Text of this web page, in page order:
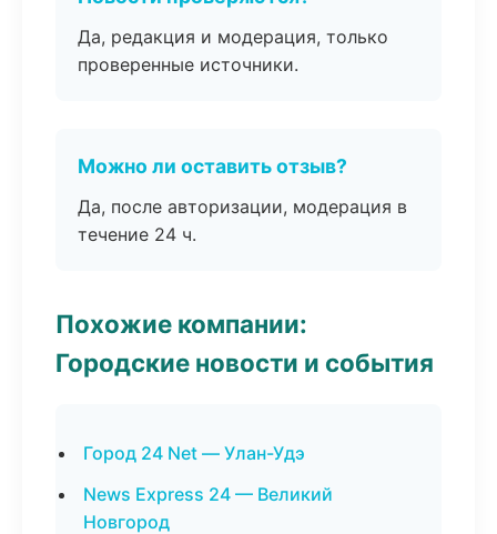
Да, редакция и модерация, только
проверенные источники.
Можно ли оставить отзыв?
Да, после авторизации, модерация в
течение 24 ч.
Похожие компании:
Городские новости и события
Город 24 Net — Улан-Удэ
News Express 24 — Великий
Новгород